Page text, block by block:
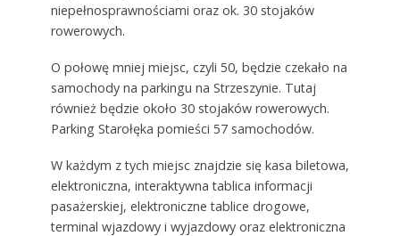
niepełnosprawnościami oraz ok. 30 stojaków
rowerowych.
O połowę mniej miejsc, czyli 50, będzie czekało na
samochody na parkingu na Strzeszynie. Tutaj
również będzie około 30 stojaków rowerowych.
Parking Starołęka pomieści 57 samochodów.
W każdym z tych miejsc znajdzie się kasa biletowa,
elektroniczna, interaktywna tablica informacji
pasażerskiej, elektroniczne tablice drogowe,
terminal wjazdowy i wyjazdowy oraz elektroniczna